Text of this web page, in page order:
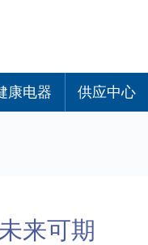
康电器 供应中心
来可期